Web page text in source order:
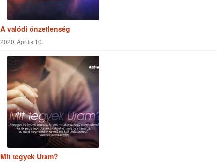
A valódi önzetlenség
2020. Április 10.
Mit tegyek Uram?